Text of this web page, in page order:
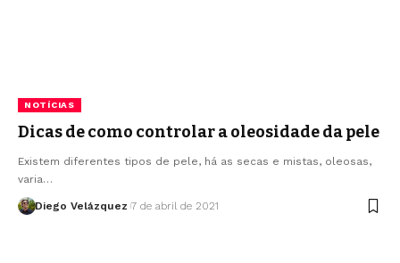
NOTÍCIAS
Dicas de como controlar a oleosidade da pele
Existem diferentes tipos de pele, há as secas e mistas, oleosas,
varia…
Diego Velázquez 7 de abril de 2021